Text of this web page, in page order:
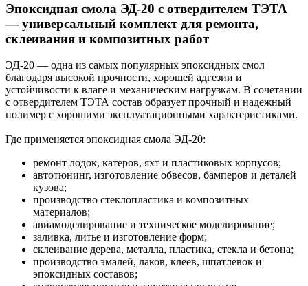
Эпоксидная смола ЭД-20 с отвердителем ТЭТА
— универсальный комплект для ремонта,
склеивания и композитных работ
ЭД-20 — одна из самых популярных эпоксидных смол
благодаря высокой прочности, хорошей адгезии и
устойчивости к влаге и механическим нагрузкам. В сочетании
с отвердителем ТЭТА состав образует прочный и надежный
полимер с хорошими эксплуатационными характеристиками.
Где применяется эпоксидная смола ЭД-20:
ремонт лодок, катеров, яхт и пластиковых корпусов;
автотюнинг, изготовление обвесов, бамперов и деталей
кузова;
производство стеклопластика и композитных
материалов;
авиамоделирование и техническое моделирование;
заливка, литьё и изготовление форм;
склеивание дерева, металла, пластика, стекла и бетона;
производство эмалей, лаков, клеев, шпатлевок и
эпоксидных составов;